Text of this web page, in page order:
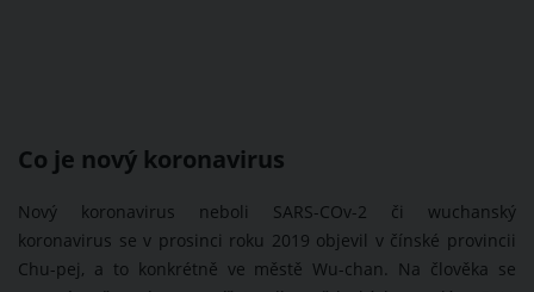
Co je nový koronavirus
Nový koronavirus neboli SARS-COv-2 či wuchanský
koronavirus se v prosinci roku 2019 objevil v čínské provincii
Chu-pej, a to konkrétně ve městě Wu-chan. Na člověka se